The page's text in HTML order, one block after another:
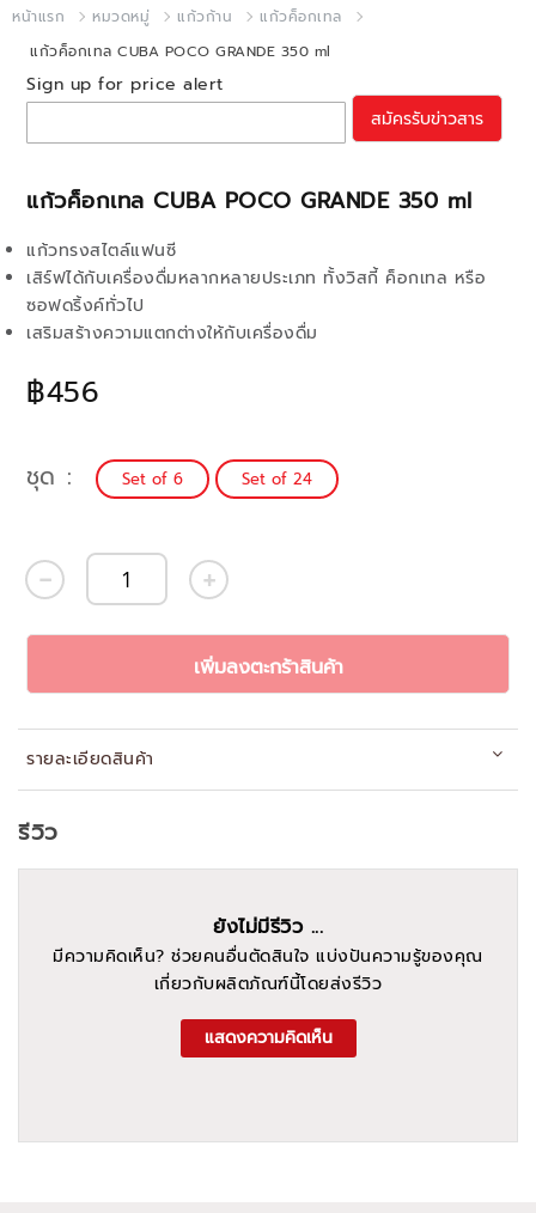
หน้าแรก หมวดหมู่ แก้วก้าน
แก้วค็อกเทล
แก้วค็อกเทล CUBA POCO GRANDE 350 ml
แก้วค็อกเทล CUBA POCO GRANDE 350 ml
฿456
แก้วทรงสไตล์แฟนซี
เสิร์ฟได้กับเครื่องดื่มหลากหลายประเภท ทั้งวิสกี้ ค็อกเทล หรือ
ซอฟดริ้งค์ทั่วไป
เสริมสร้างความแตกต่างให้กับเครื่องดื่ม
Sign up for price alert
สมัครรับข่าวสาร
ชุด Set of 6 Set of 24
เพิ่มลงตะกร้าสินค้า
รายละเอียดสินค้า
รีวิว
ยังไม่มีรีวิว ...
มีความคิดเห็น? ช่วยคนอื่นตัดสินใจ แบ่งปันความรู้ของคุณ
เกี่ยวกับผลิตภัณฑ์นี้โดยส่งรีวิว
แสดงความคิดเห็น